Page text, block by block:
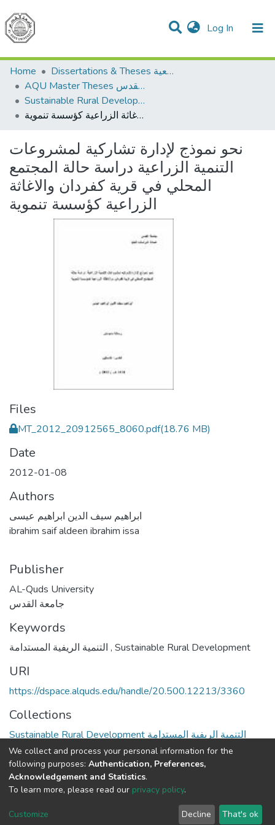
Log In (current)
Communities & Collections
All of DSpace
Home
Dissertations & Theses الرسائل الجامعية
AQU Master Theses الرسائل الجامعية الخاصة بجامعة القدس
Sustainable Rural Development التنمية الريفية المستدامة
نحو نموذج لإدارة تشاركية لمشروعات التنمية الزراعية دراسة حالة المجتمع المحلي في قرية كفردان والاغاثة الزراعية كؤسسة تنموية
نحو نموذج لإدارة تشاركية لمشروعات
التنمية الزراعية دراسة حالة المجتمع
المحلي في قرية كفردان والاغاثة
الزراعية كؤسسة تنموية
Files
MT_2012_20912565_8060.pdf(18.76 MB)
Date
2012-01-08
Authors
ابراهيم سيف الدين ابراهيم عيسى
ibrahim saif aldeen ibrahim issa
Publisher
AL-Quds University
جامعة القدس
Keywords
, Sustainable Rural Development
URI
https://dspace.alquds.edu/handle/20.500.12213/3360
Collections
Sustainable Rural Development التنمية الريفية المستدامة
Full item page
Cookie
End User
Send
We collect and process your personal information for the
following purposes: Authentication, Preferences,
Acknowledgement and Statistics.
To learn more, please read our privacy policy.
Customize Decline That's ok